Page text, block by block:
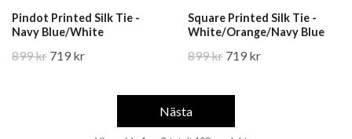
Pindot Printed Silk Tie -
Navy Blue/White
899 kr 719 kr
Square Printed Silk Tie -
White/Orange/Navy Blue
899 kr 719 kr
Nästa